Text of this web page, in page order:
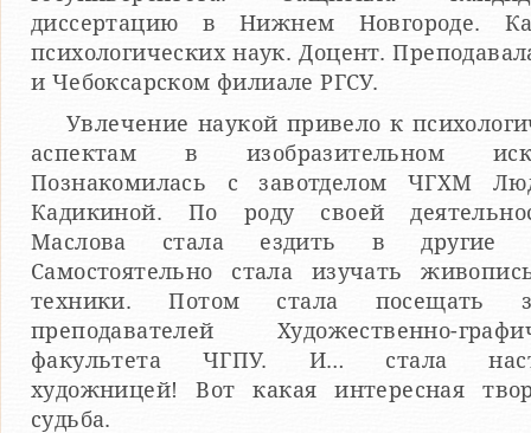
диссертацию в Нижнем Новгороде.
психологических наук. Доцент.
и Чебоксарском филиале РГСУ.
Увлечение наукой привело к
аспектам в изобразительном
Познакомилась с завотделом ЧГХМ
Кадикиной. По роду своей
Маслова стала ездить в другие
Самостоятельно стала изучать
техники. Потом стала посещать
преподавателей Художественно-
факультета ЧГПУ. И… стала
художницей! Вот какая интересная
судьба.